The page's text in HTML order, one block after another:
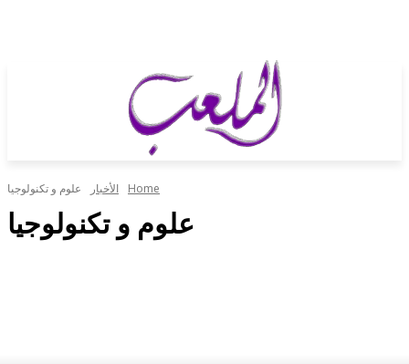
الأخبار علوم و تكنولوجيا
علوم و تكنولوجيا